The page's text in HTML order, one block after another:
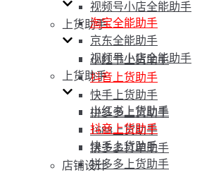
视频号小店全能助手
上货助手
小红书上货助手
抖音上货助手
快手上货助手
拼多多上货助手
1688上货助手
拼多多打单助手
店铺设计
淘宝全能助手
京东全能助手
视频号小店全能助手
上货助手
小红书上货助手
抖音上货助手
快手上货助手
拼多多上货助手